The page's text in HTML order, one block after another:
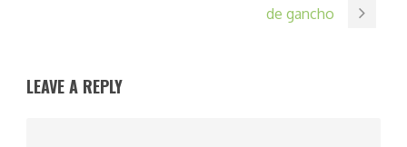
de gancho
LEAVE A REPLY